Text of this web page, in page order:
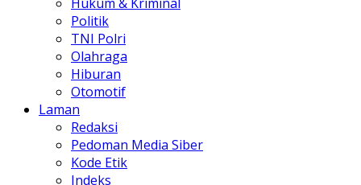
Politik
TNI Polri
Olahraga
Hiburan
Otomotif
Laman
Redaksi
Pedoman Media Siber
Kode Etik
Indeks